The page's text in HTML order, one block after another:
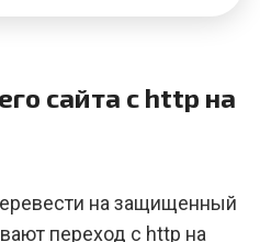
сайта с http на
на защищенный
переход с http на